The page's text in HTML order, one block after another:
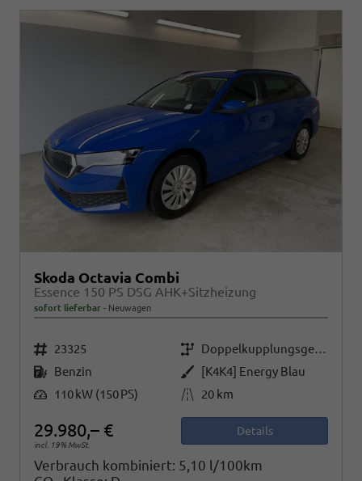
Skoda Octavia Combi
Essence 150 PS DSG AHK+Sitzheizung
sofort lieferbar Neuwagen
Fahrzeugnr. 23325 Getriebe
Doppelkupplungsgetriebe (DSG)
Kraftstoff Benzin Außenfarbe
[K4K4] Energy Blau
Leistung 110 kW (150 PS) Kilometerstand 20 km
29.980,– €
incl. 19% MwSt.
Details
Verbrauch kombiniert: 5,10 l/100km